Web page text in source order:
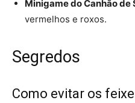
Minigame do Canhão de
vermelhos e roxos.
Segredos
Como evitar os